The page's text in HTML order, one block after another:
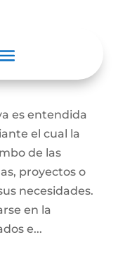
participativo.
y
es entendida
el cual la
de las
proyectos o
necesidades.
en la
e...